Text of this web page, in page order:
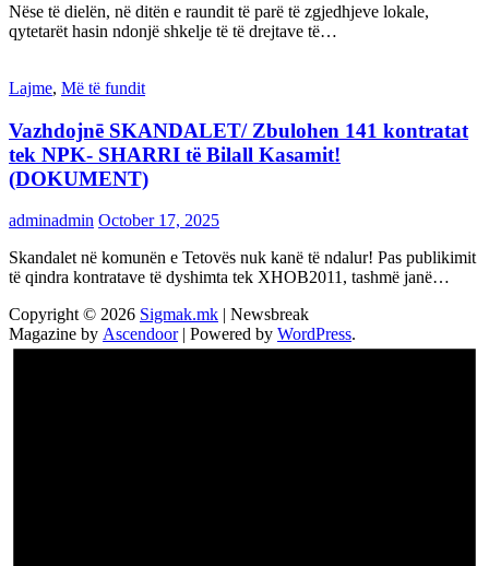
Nëse të dielën, në ditën e raundit të parë të zgjedhjeve lokale,
qytetarët hasin ndonjë shkelje të të drejtave të…
Lajme, Më të fundit
Vazhdojnē SKANDALET/ Zbulohen 141 kontratat
tek NPK- SHARRI të Bilall Kasamit!
(DOKUMENT)
adminadmin October 17, 2025
Skandalet në komunën e Tetovës nuk kanë të ndalur! Pas publikimit
të qindra kontratave të dyshimta tek XHOB2011, tashmë janë…
Copyright © 2026 Sigmak.mk | Newsbreak
Magazine by Ascendoor| Powered by WordPress.